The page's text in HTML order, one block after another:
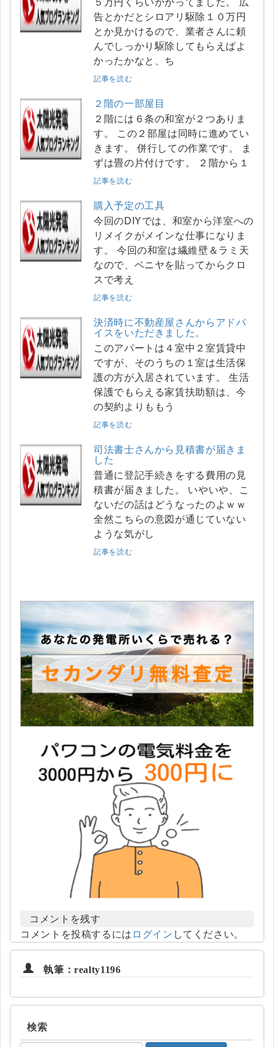
５万円くらいかかってました。 広
告とかだとシロアリ駆除１０万円
とか見かけるので、業者さんに頼
んでしっかり駆除してもらえばよ
かったかなと、ち
記事を読む
２階の一部屋目
２階には６条の和室が２つありま
す。 この２部屋は同時に進めてい
きます。 併行しての作業です。 ま
ずは畳の片付けです。 ２階から１
記事を読む
購入予定の工具
今回のDIYでは、和室から洋室への
リメイクがメインな仕事になりま
す。 今回の和室は繊維壁＆ラミ天
なので、ベニヤを貼ってからクロ
スで考え
記事を読む
決済時に不動産屋さんからアドバ
イスをいただきました。
このアパートは４室中２室賃貸中
ですが、そのうちの１室は生活保
護の方が入居されています。 生活
保護でもらえる家賃扶助額は、今
の契約よりももう
記事を読む
司法書士さんから見積書が届きま
した
普通に登記手続きをする費用の見
積書が届きました。 いやいや、こ
ないだの話はどうなったのよｗｗ
全然こちらの意図が通じていない
ような気がし
記事を読む
コメントを残す
コメントを投稿するには ログイン してください。
執筆：realty1196
検索